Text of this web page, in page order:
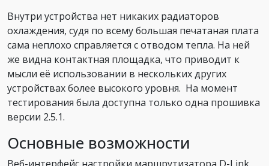
Внутри устройства нет никаких радиаторов
охлаждения, судя по всему большая печатаная плата
сама неплохо справляется с отводом тепла. На ней
же видна контактная площадка, что приводит к
мысли её использовании в нескольких других
устройствах более высокого уровня. На момент
тестирования была доступна только одна прошивка
версии 2.5.1.
Основные возможности